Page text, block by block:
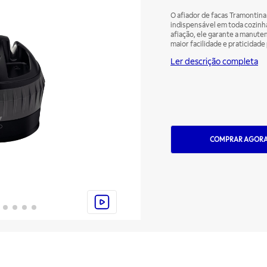
O afiador de facas
indispensável em toda
afiação, ele garante a
maior facilidade e praticidade
uso mais seguro.
Ler descrição completa
COMPRAR